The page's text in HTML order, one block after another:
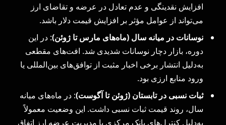
افزایش نقدینگی و عدم تعادل در عرضه و تقاضای ارز
می‌تواند از عوامل مؤثر بر افزایش قیمت دلار باشد.
نوسانات در میانه سال (ماه‌های مارس تا ژوئن): در این
دوره، بازار دچار نوسانات شدیدی شد. افت‌های مقطعی
به‌دلیل انتشار برخی اخبار مثبت از توافق‌های بین‌المللی یا
ورود منابع ارزی بود.
ثبات نسبی در تابستان (ژوئن تا آگوست): در ماه‌های میانه
سال، روند قیمت ثبات نسبی داشت. این وضعیت معمولاً
به‌دلیل کنترل‌های بانک مرکزی یا مدیریت عرضه ارز اتفاق